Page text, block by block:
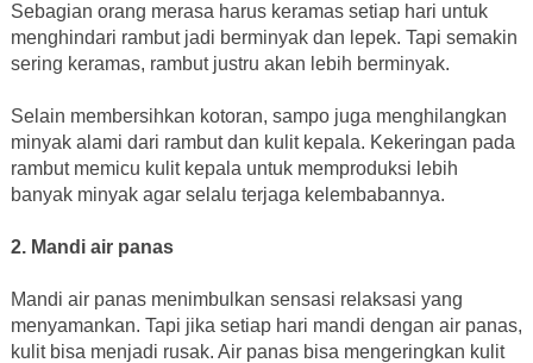
Sebagian orang merasa harus keramas setiap hari untuk
menghindari rambut jadi berminyak dan lepek. Tapi semakin
sering keramas, rambut justru akan lebih berminyak.
Selain membersihkan kotoran, sampo juga menghilangkan
minyak alami dari rambut dan kulit kepala. Kekeringan pada
rambut memicu kulit kepala untuk memproduksi lebih
banyak minyak agar selalu terjaga kelembabannya.
2. Mandi air panas
Mandi air panas menimbulkan sensasi relaksasi yang
menyamankan. Tapi jika setiap hari mandi dengan air panas,
kulit bisa menjadi rusak. Air panas bisa mengeringkan kulit